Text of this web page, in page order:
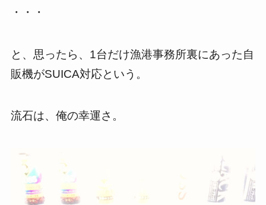
・・・
と、思ったら、1台だけ漁港事務所裏にあった自
販機がSUICA対応という。
流石は、俺の幸運さ。